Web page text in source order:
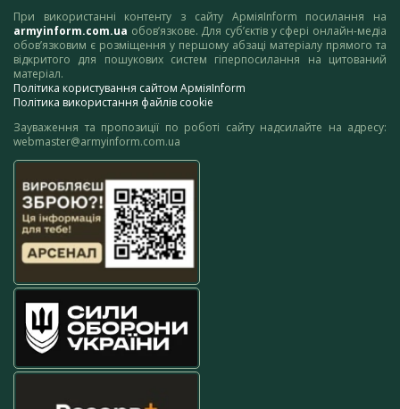
При використанні контенту з сайту АрміяInform посилання на
armyinform.com.ua обов’язкове. Для суб’єктів у сфері онлайн-медіа
обов’язковим є розміщення у першому абзаці матеріалу прямого та
відкритого для пошукових систем гіперпосилання на цитований
матеріал.
Політика користування сайтом АрміяInform
Політика використання файлів cookie
Зауваження та пропозиції по роботі сайту надсилайте на адресу:
webmaster@armyinform.com.ua